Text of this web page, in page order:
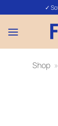
Inhalt
springen
✓
Shop »